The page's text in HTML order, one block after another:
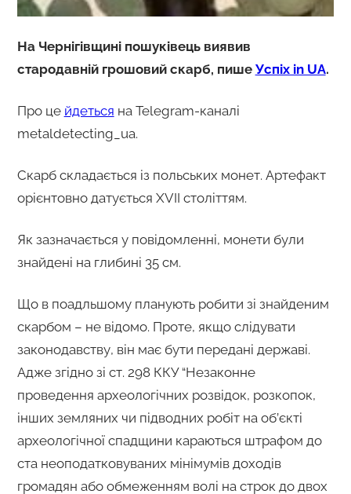
На Чернігівщині пошуківець виявив
стародавній грошовий скарб, пише Успіх in UA.
Про це йдеться на Telegram-каналі
metaldetecting_ua.
Скарб складається із польських монет. Артефакт
орієнтовно датується XVII століттям.
Як зазначається у повідомленні, монети були
знайдені на глибині 35 см.
Що в поадльшому планують робити зі знайденим
скарбом – не відомо. Проте, якщо слідувати
законодавству, він має бути передані державі.
Адже згідно зі ст. 298 ККУ “Незаконне
проведення археологічних розвідок, розкопок,
інших земляних чи підводних робіт на об’єкті
археологічної спадщини караються штрафом до
ста неоподатковуваних мінімумів доходів
громадян або обмеженням волі на строк до двох